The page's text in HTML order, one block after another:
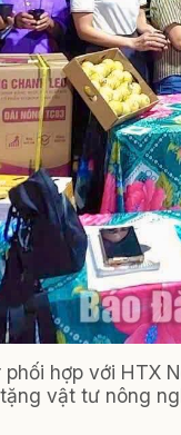
hợp với HTX
vật tư nông